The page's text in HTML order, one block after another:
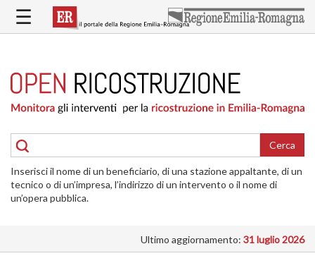
contenuto
RICOSTRUZIONE
PUBBLICA
DELLE
ABITAZIONI
RICOSTRUZIONE
ATTIVITÀ
INTERVENTI
☰
Cerca
Inserisci il nome di un beneficiario, di una stazione appaltante, di un
tecnico o di un’impresa, l’indirizzo di un intervento o il nome di
un’opera pubblica.
Ultimo aggiornamento: 31 luglio 2026